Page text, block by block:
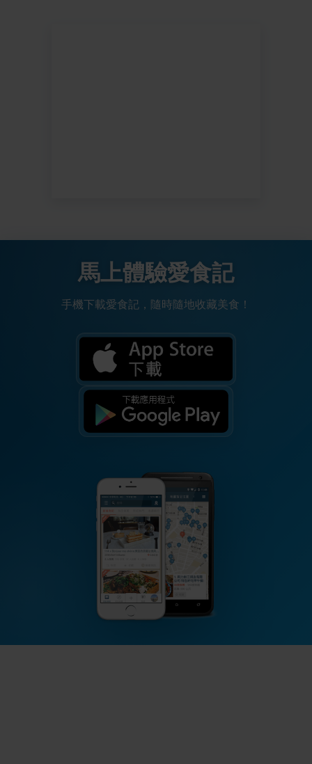
馬上體驗愛食記
手機下載愛食記，隨時隨地收藏美食！